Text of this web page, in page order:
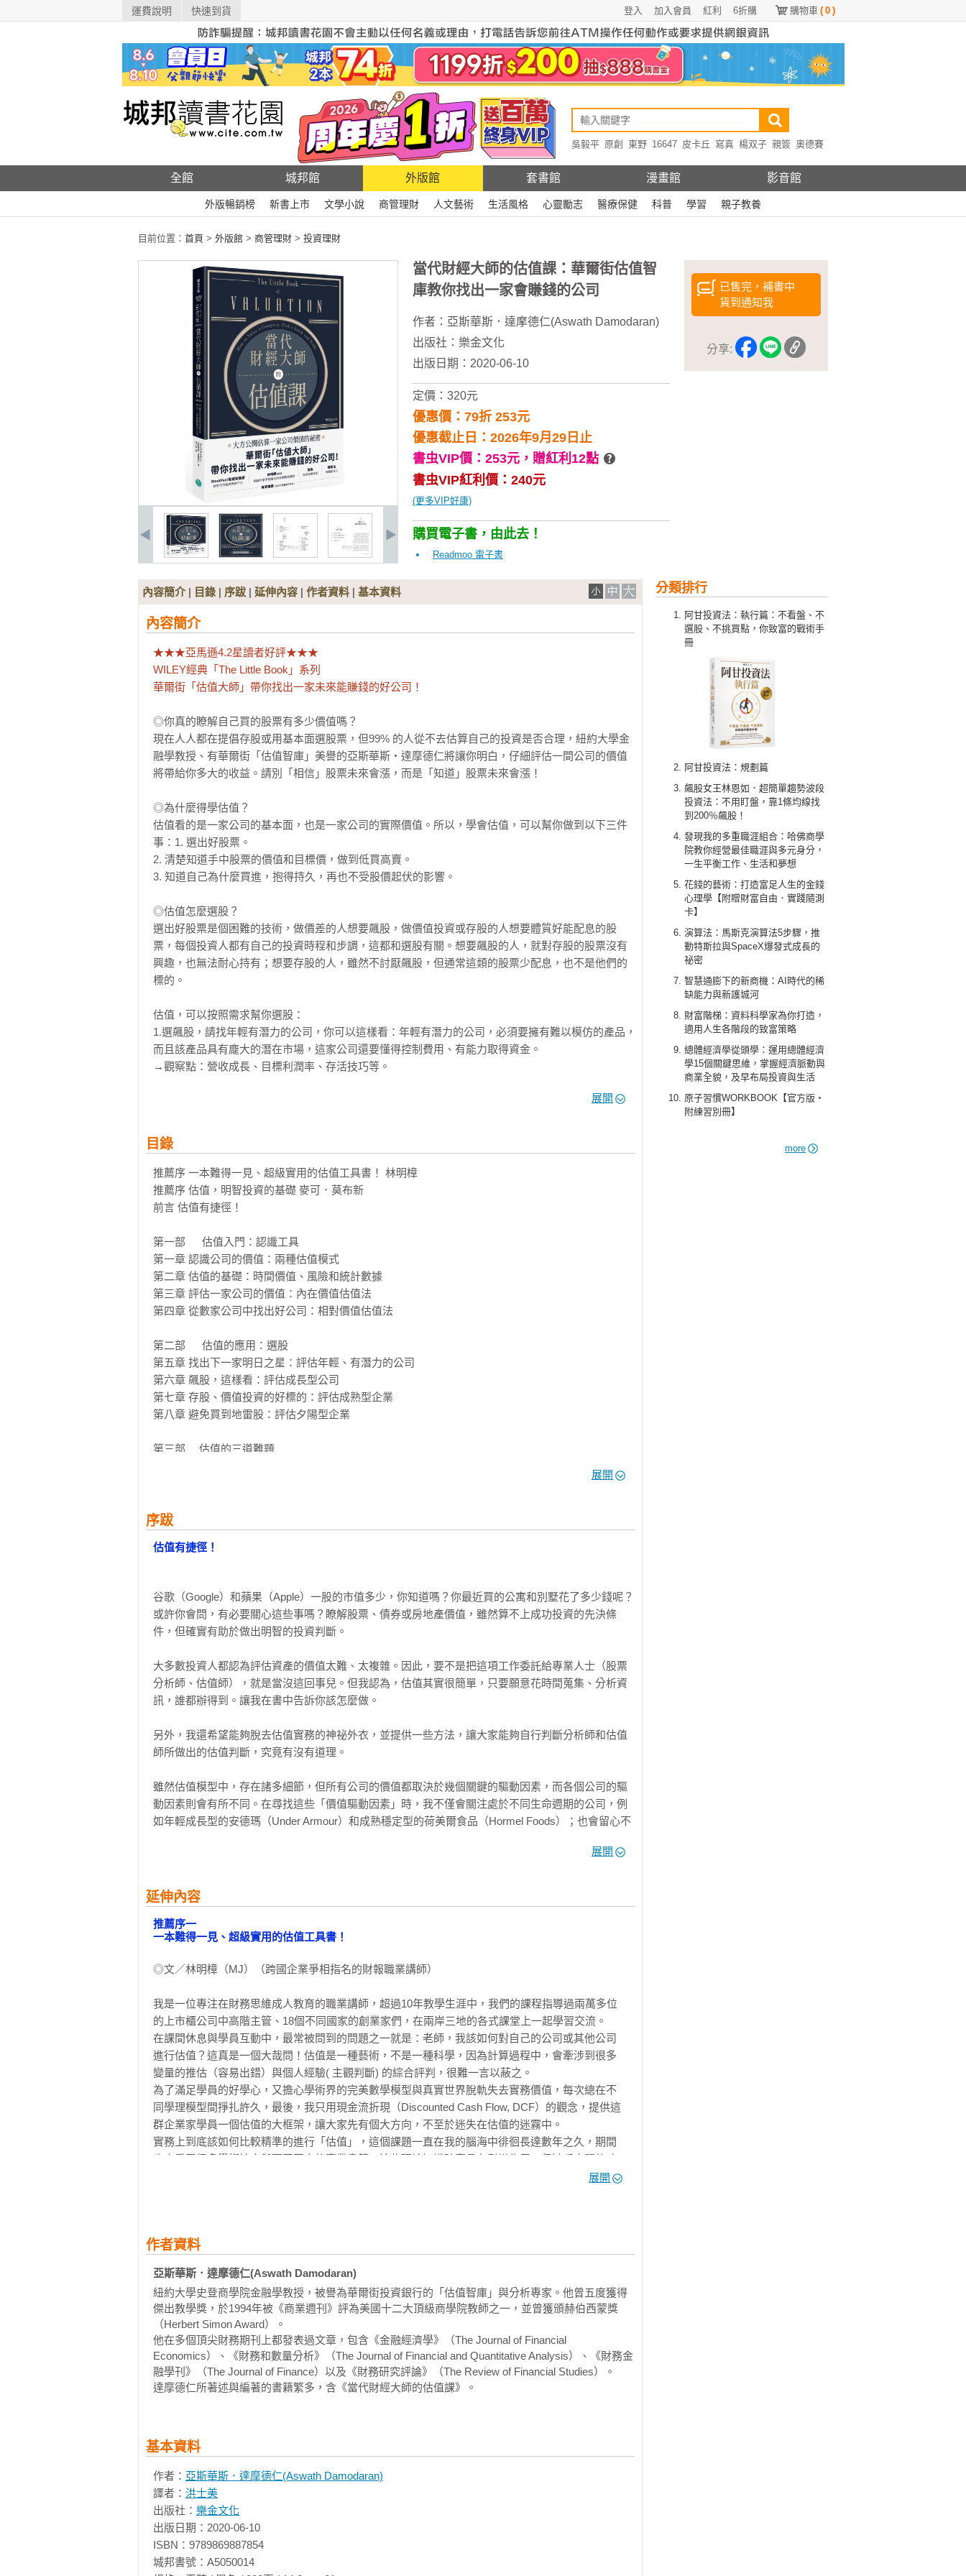
運費說明 快速到貨 購物車 ( 0 )
6折購
紅利
加入會員
登入
吳毅平 原創 東野 16647 皮卡丘 寫真 楊双子 親簽 奧德賽
全館 城邦館 外版館 套書館 漫畫館 影音館
外版暢銷榜 新書上市 文學小說 商管理財 人文藝術 生活風格 心靈勵志 醫療保健 科普 學習 親子教養
目前位置： 首頁 > 外版館 > 商管理財 > 投資理財
已售完，補書中
貨到通知我
分享:
當代財經大師的估值課：華爾街估值智
庫教你找出一家會賺錢的公司
作者： 亞斯華斯．達摩德仁(Aswath Damodaran)
出版社： 樂金文化
出版日期：2020-06-10
定價：320元
優惠價：79折 253元
優惠截止日：2026年9月29日止
書虫VIP價：253元， 贈紅利12點
書虫VIP紅利價：240元
(更多VIP好康)
購買電子書，由此去！
Readmoo 電子書
分類排行
阿甘投資法：執行篇：不看盤、不
選股、不挑買點，你致富的戰術手
冊
阿甘投資法：規劃篇
飆股女王林恩如．超簡單趨勢波段
投資法：不用盯盤，靠1條均線找
到200％飆股！
發現我的多重職涯組合：哈佛商學
院教你經營最佳職涯與多元身分，
一生平衡工作、生活和夢想
花錢的藝術：打造富足人生的金錢
心理學【附贈財富自由．實踐隨測
卡】
演算法：馬斯克演算法5步驟，推
動特斯拉與SpaceX爆發式成長的
祕密
智慧通膨下的新商機：AI時代的稀
缺能力與新護城河
財富階梯：資料科學家為你打造，
適用人生各階段的致富策略
總體經濟學從頭學：運用總體經濟
學15個關鍵思維，掌握經濟脈動與
商業全貌，及早布局投資與生活
原子習慣WORKBOOK【官方版‧
附練習別冊】
more
內容簡介| 目錄 | 序跋 | 延伸內容 | 作者資料 | 基本資料
內容簡介
★★★亞馬遜4.2星讀者好評★★★
WILEY經典「The Little Book」系列
華爾街「估值大師」帶你找出一家未來能賺錢的好公司！
◎你真的瞭解自己買的股票有多少價值嗎？
現在人人都在提倡存股或用基本面選股票，但99% 的人從不去估算自己的投資是否合理，紐約大學金
融學教授、有華爾街「估值智庫」美譽的亞斯華斯‧達摩德仁將讓你明白，仔細評估一間公司的價值
將帶給你多大的收益。請別「相信」股票未來會漲，而是「知道」股票未來會漲！
◎為什麼得學估值？
估值看的是一家公司的基本面，也是一家公司的實際價值。所以，學會估值，可以幫你做到以下三件
事：1. 選出好股票。
2. 清楚知道手中股票的價值和目標價，做到低買高賣。
3. 知道自己為什麼買進，抱得持久，再也不受股價起伏的影響。
◎估值怎麼選股？
選出好股票是個困難的技術，做價差的人想要飆股，做價值投資或存股的人想要體質好能配息的股
票，每個投資人都有自己的投資時程和步調，這都和選股有關。想要飆股的人，就對存股的股票沒有
興趣，也無法耐心持有；想要存股的人，雖然不討厭飆股，但通常這類的股票少配息，也不是他們的
標的。
估值，可以按照需求幫你選股：
1.選飆股，請找年輕有潛力的公司，你可以這樣看：年輕有潛力的公司，必須要擁有難以模仿的產品，
而且該產品具有龐大的潛在市場，這家公司還要懂得控制費用、有能力取得資金。
→觀察點：營收成長、目標利潤率、存活技巧等。
→觀察點：營業利潤率（看擴大成長上的表現）、永續的利潤率（需要有可維持的利潤率）、品質成
長等，另一個要點則是買入價格。
(2)成熟型的企業，要評估其是否有投資價值，需找有管理空間的公司。
→觀察點：營運鬆散（現有資產的現金流、預期成長率、和成長週期的長度）、財務結構鬆散（債
務、股權和融資）、經營團隊變動等。
◎從這本書，你可以學會：
1.找出Facebook、Apple、Amazon、Google這種具有潛力的好公司，賺取超額報酬。
2.避免買到壁紙——夕陽型公司。
3.算出最佳進場股價。
——内在價值估值法和相對價值估值法，讓讀者大幅提高找到被低估股票的機率。學會估值技巧，成
為1% 的頂尖投資者吧！
適合讀者群：
1.想找出企業實際價值，真正選到一家會賺錢的公司的投資人。
3.想知道別人提供的投資建議是否具有參考價值，不再被牽著鼻子走的散戶。
跨國企業爭相指名的財報職業講師 林明樟（MJ)
智富專欄作家 股魚
專職投資人 陳喬泓
「提到估值，達摩德仁（Aswath Damodaran）絕對是第一把交椅。在這本書當中，他從企業生命週期
的角度出發，剖析眾人耳熟能詳的美國知名上市公司。對於想要學習如何評估公司價值的投資人來
說，這本書絕對是不可多得的經典之作。」
「如果您已具備基礎的財務思維，想進一步瞭解一家公司的價值如何評估；或您剛好是企業的負責
人、財務主管，這本實用的好書，MJ五顆星真誠推薦給您！」
「若問投資前必定要做好的一件事情，那肯定是估價，古語曰：『多算勝、少算不勝，而況無算
——智富專欄作家 股魚
「如何精準評估一家公司的價值，一直是投資能否成功的重要關鍵之一，本書將由淺入深完整告訴你
各界讚譽
聲。」
——麥可．莫布新（Michael J. Mauboussin）
暢銷書《魔球投資學》（More than You Know）和《成功與運氣》（The Success Equation）作者
「達摩德仁的《當代財經大師的估值課》以嚴謹、清晰、尖銳和機智的筆法，涵蓋了構成企業估值的
所有基礎概念——應有盡有。」
——亞南．桑德倫(Anant K. Sundaram)
達特茅斯大學塔克商學院教授
「《當代財經大師的估值課》是一本我會推薦給學生和朋友的好書。本書成功的結合了理論與實務，
不僅是新手的入門書，也可成為財務專家的專業藏書。不要猶豫，馬上入手。」
——帕布羅．費南德茲(Pablo Fernandez)
西班牙IESE商學院金融學教授
「達摩德仁這本輕鬆易讀的書為機構投資人和經驗老道的散戶提供了珍貴洞見。在「內在價值」和
「相對價值」分析的範疇中，他找出了不同類別股票的「價值驅動因素」，也闡述該如何在各類別的
沙農・普拉特估值公司總裁暨執行長
展開
目錄
推薦序 一本難得一見、超級實用的估值工具書！ 林明樟
推薦序 估值，明智投資的基礎 麥可．莫布新
前言 估值有捷徑！
第一部	 估值入門：認識工具
第一章 認識公司的價值：兩種估值模式
第二章 估值的基礎：時間價值、風險和統計數據
第三章 評估一家公司的價值：內在價值估值法
第四章 從數家公司中找出好公司：相對價值估值法
第二部	 估值的應用：選股
第五章 找出下一家明日之星：評估年輕、有潛力的公司
第六章 飆股，這樣看：評估成長型公司
第七章 存股、價值投資的好標的：評估成熟型企業
第八章 避免買到地雷股：評估夕陽型企業
第三部	估值的三道難題
展開
序跋
估值有捷徑！
谷歌（Google）和蘋果（Apple）一股的市值多少，你知道嗎？你最近買的公寓和別墅花了多少錢呢？
或許你會問，有必要關心這些事嗎？瞭解股票、債券或房地產價值，雖然算不上成功投資的先決條
件，但確實有助於做出明智的投資判斷。
大多數投資人都認為評估資產的價值太難、太複雜。因此，要不是把這項工作委託給專業人士（股票
分析師、估值師），就是當沒這回事兒。但我認為，估值其實很簡單，只要願意花時間蒐集、分析資
訊，誰都辦得到。讓我在書中告訴你該怎麼做。
另外，我還希望能夠脫去估值實務的神祕外衣，並提供一些方法，讓大家能夠自行判斷分析師和估值
師所做出的估值判斷，究竟有沒有道理。
雖然估值模型中，存在諸多細節，但所有公司的價值都取決於幾個關鍵的驅動因素，而各個公司的驅
動因素則會有所不同。在尋找這些「價值驅動因素」時，我不僅會關注處於不同生命週期的公司，例
如年輕成長型的安德瑪（Under Armour）和成熟穩定型的荷美爾食品（Hormel Foods）；也會留心不
這樣做有一個好處，一旦你瞭解某家企業的價值驅動因素，就能找到「具有價值的交易」—也就是具
有投資價值的划算股票。我希望大家在看完這本書之後，都能有能力評估自己感興趣的公司，並因此
成為更專業、更成功的投資人。
具，如果你沒空學習整套估值的本事，它則能為你提供捷徑。
現在，就讓我們上路吧。
展開
延伸內容
推薦序一
一本難得一見、超級實用的估值工具書！
◎文／林明樟（MJ）（跨國企業爭相指名的財報職業講師）
我是一位專注在財務思維成人教育的職業講師，超過10年教學生涯中，我們的課程指導過兩萬多位
的上市櫃公司中高階主管、18個不同國家的創業家們，在兩岸三地的各式課堂上一起學習交流。
在課間休息與學員互動中，最常被問到的問題之一就是：老師，我該如何對自己的公司或其他公司
進行估值？這真是一個大哉問！估值是一種藝術，不是一種科學，因為計算過程中，會牽涉到很多
變量的推估（容易出錯）與個人經驗( 主觀判斷) 的綜合評判，很難一言以蔽之。
為了滿足學員的好學心，又擔心學術界的完美數學模型與真實世界脫軌失去實務價值，每次總在不
同學理模型間掙扎許久，最後，我只用現金流折現（Discounted Cash Flow, DCF）的觀念，提供這
群企業家學員一個估值的大框架，讓大家先有個大方向，不至於迷失在估值的迷霧中。
實務上到底該如何比較精準的進行「估值」，這個課題一直在我的腦海中徘徊長達數年之久，期間
也查看了很多學術論文與不同國家的專業書籍，這些理論知識確實具有引導作用，但缺乏人間的味
作者亞斯華斯．達摩德仁（Aswath Damodaran）學術與實務雙修，是紐約大學史登商學院金融學獲
在第一次快速翻閱過程中，深耕學術界的達摩德仁，居然在本書前20 頁就特別說明了「估值的幾個
局限」：
1. 偏見難以避免
2. 大多數的估值都會出錯
3. 估值的方法太複雜反而無用
光看到這三句話，就知道作者真的是一位大師級人物，難怪會被華爾街的職業人士封為「估值大
師」！
維也有局限性，請各位在實務運用上，千萬不可照單全收。
作者也很誠實的分享自己多年的學術研究成果與實務經驗，同時告訴大家估值可能的偏誤，讓這本
書充滿可讀性與實用性，於是，我連續花了三個晚上，連夜讀完，MJ 真心推薦：這真是一本好書。
除了有深厚的學術底蘊，作者更瞭解實務界的需求與痛點，所以採用「Divide and Conquer」手法
（翻成大白話就是：大部分解，各個擊破），依照不同的產業生命週期或企業發展階段，教您如何
大部分解( 分拆成3 個不同的價值驅動因素)，然後針對每個價值驅動因素( 各個擊破) 進行數據的收集
與分析，最後求得一個可能的估值，讓您快速瞭解不同公司（新創型、成長型、成熟型、夕陽型
等）可能的合理估值。
展開
作者資料
亞斯華斯．達摩德仁(Aswath Damodaran)
紐約大學史登商學院金融學教授，被譽為華爾街投資銀行的「估值智庫」與分析專家。他曾五度獲得
傑出教學獎，於1994年被《商業週刊》評為美國十二大頂級商學院教師之一，並曾獲頒赫伯西蒙獎
（Herbert Simon Award）。
他在多個頂尖財務期刊上都發表過文章，包含《金融經濟學》（The Journal of Financial
Economics）、《財務和數量分析》（The Journal of Financial and Quantitative Analysis）、《財務金
融學刊》（The Journal of Finance）以及《財務研究評論》（The Review of Financial Studies）。
達摩德仁所著述與編著的書籍繁多，含《當代財經大師的估值課》。
基本資料
作者： 亞斯華斯．達摩德仁(Aswath Damodaran)
譯者： 洪士美
出版社： 樂金文化
出版日期：2020-06-10
ISBN：9789869887854
城邦書號：A5050014